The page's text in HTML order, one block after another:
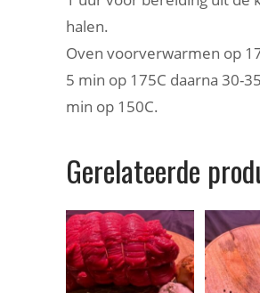
halen.
Oven voorverwarmen op
5 min op 175C daarna 30-
min op 150C.
Gerelateerde